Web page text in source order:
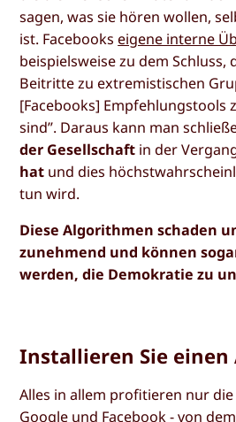
sagen, was sie hören wollen,
ist. Facebooks eigene interne
beispielsweise zu dem Schluss,
Beitritte zu extremistischen
[Facebooks] Empfehlungstools
sind”. Daraus kann man
der Gesellschaft in der
hat und dies
tun wird.
Diese Algorithmen schaden
zunehmend und können
werden, die Demokratie zu
Installieren Sie einen
Alles in allem profitieren nur
Google und Facebook - von